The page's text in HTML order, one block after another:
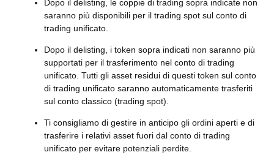
Dopo il delisting, le coppie di trading sopra indicate non
saranno più disponibili per il trading spot sul conto di
trading unificato.
Dopo il delisting, i token sopra indicati non saranno più
supportati per il trasferimento nel conto di trading
unificato. Tutti gli asset residui di questi token sul conto
di trading unificato saranno automaticamente trasferiti
sul conto classico (trading spot).
Ti consigliamo di gestire in anticipo gli ordini aperti e di
trasferire i relativi asset fuori dal conto di trading
unificato per evitare potenziali perdite.